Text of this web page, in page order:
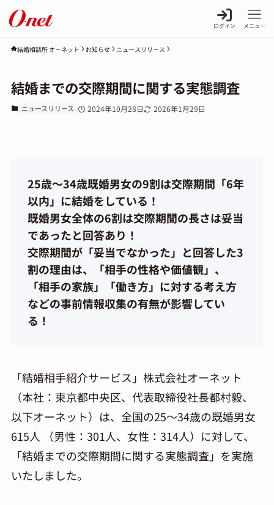
ログイン メニュー
結婚相談所 オーネット お知らせ ニュースリリース
結婚までの交際期間に関する実態調査
ニュースリリース 2024年10月28日 2026年1月29日
25歳～34歳既婚男女の9割は交際期間「6年
以内」に結婚をしている！
既婚男女全体の6割は交際期間の長さは妥当
であったと回答あり！
交際期間が「妥当でなかった」と回答した3
割の理由は、「相手の性格や価値観」、
「相手の家族」「働き方」に対する考え方
などの事前情報収集の有無が影響してい
る！
「結婚相手紹介サービス」株式会社オーネット
（本社：東京都中央区、代表取締役社長都村毅、
以下オーネット）は、全国の25～34歳の既婚男女
615人 （男性：301人、女性：314人）に対して、
「結婚までの交際期間に関する実態調査」を実施
いたしました。